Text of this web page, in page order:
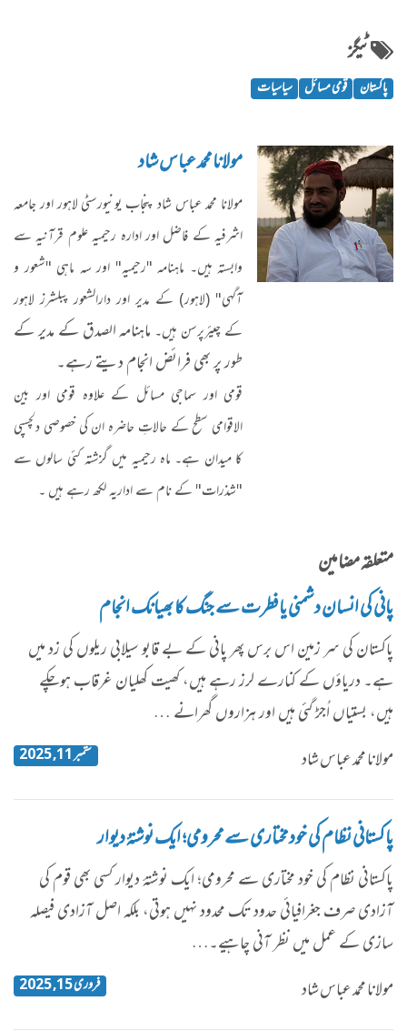
ٹیگز
پاکستان قومی مسائل سیاسیات
مولانا محمد عباس شاد
مولانا محمد عباس شاد پنجاب یونیورسٹی لاہور اور جامعہ
اشرفیہ کے فاضل اور ادارہ رحیمیہ علوم قرآنیہ سے
وابستہ ہیں۔ ماہنامہ "رحیمیہ" اور سہ ماہی "شعور و
آگہی" (لاہور) کے مدیر اور دارالشعور پبلشرز لاہور
کے چیئرپرسن ہیں۔ ماہنامہ الصدق کے مدیر کے
طور پر بھی فرائض انجام دیتے رہے۔
قومی اور سماجی مسائل کے علاوہ قومی اور بین
الاقوامی سطح کے حالاتِ حاضرہ ان کی خصوصی دلچسپی
کا میدان ہے۔ ماہ رحیمیہ میں گزشتہ کئی سالوں سے
"شذرات" کے نام سے اداریہ لکھ رہے ہیں ۔
متعلقہ مضامین
پانی کی انسان دشمنی یا فطرت سے جنگ کا بھیانک انجام
​پاکستان کی سر زمین اس برس پھر پانی کے بے قابو سیلابی ریلوں کی زد میں
ہے۔ دریاؤں کے کنارے لرز رہے ہیں، کھیت کھلیان غرقاب ہوچکے
ہیں، بستیاں اُجڑ گئی ہیں اور ہزاروں گھرانے …
مولانا محمد عباس شاد
ستمبر 11, 2025
پاکستانی نظام کی خود مختاری سے محرومی؛ ایک نوشتۂ دیوار
پاکستانی نظام کی خود مختاری سے محرومی؛ ایک نوشتۂ دیوار کسی بھی قوم کی
آزادی صرف جغرافیائی حدود تک محدود نہیں ہوتی، بلکہ اصل آزادی فیصلہ
سازی کے عمل میں نظر آنی چاہیے۔…
مولانا محمد عباس شاد
فروری 15, 2025